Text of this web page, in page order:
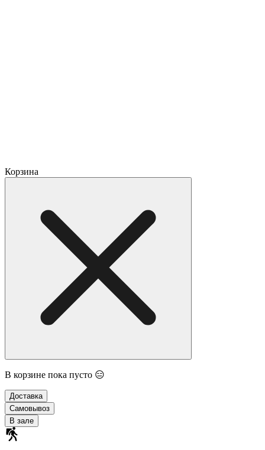
Корзина
В корзине пока пусто 😑
Доставка
Самовывоз
В зале